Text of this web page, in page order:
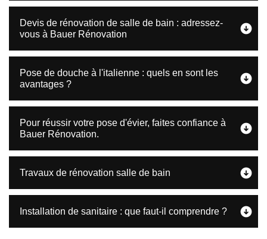
Devis de rénovation de salle de bain : adressez-
vous à Bauer Rénovation
Pose de douche à l'italienne : quels en sont les
avantages ?
Pour réussir votre pose d'évier, faites confiance à
Bauer Rénovation.
Travaux de rénovation salle de bain
Installation de sanitaire : que faut-il comprendre ?